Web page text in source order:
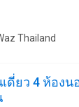
ด์เฮ้าส์ขอนแ
เกิน10ล้าน
3 ห้องน้ำ ✅
ารางวา ✅ ห
ก เข้า-ออกสะ
อย! นัดเข้าชม
ำปรึกษาเรื่อง
Thailand
ดี่ยว 4 ห้องน